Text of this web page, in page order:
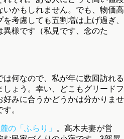
かもしれません。でも、物価高
考慮しても五割増は上げ過ぎ、
様です（私見です、念のた
は何なので、私が年に数回訪れる
ょう。幸い、どこもグリードフ
好みに合うかどうかは分かりませ
。
の「ふらり」 。高木夫妻が営